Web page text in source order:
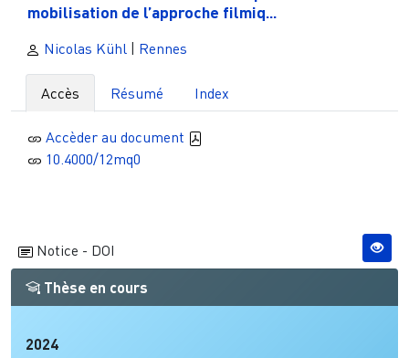
mobilisation de l’approche filmiq...
Nicolas Kühl Rennes
Accès Résumé Index
Accèder au document
10.4000/12mq0
Notice - DOI
Thèse en cours
2024